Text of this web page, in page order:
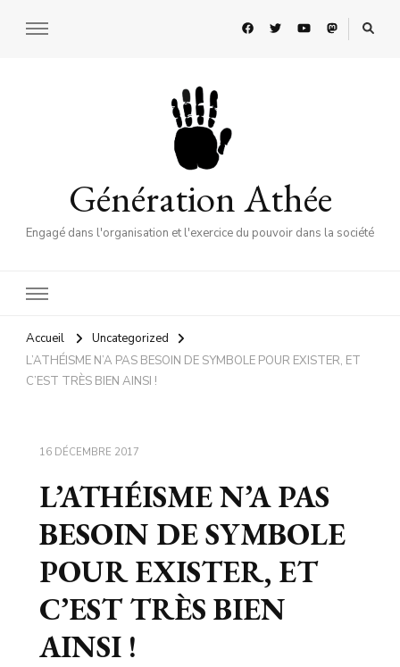
Génération Athée
Engagé dans l'organisation et l'exercice du pouvoir dans la société
Accueil
Uncategorized
L’ATHÉISME N’A PAS BESOIN DE SYMBOLE POUR EXISTER, ET
C’EST TRÈS BIEN AINSI !
16 DÉCEMBRE 2017
L’ATHÉISME N’A PAS
BESOIN DE SYMBOLE
POUR EXISTER, ET
C’EST TRÈS BIEN
AINSI !